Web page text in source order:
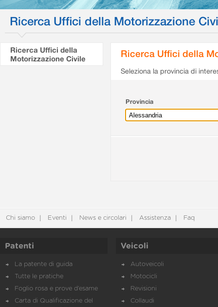
Ricerca Uffici della Motorizzazione
Ricerca Uffici della
Motorizzazione Civile
Ricerca Uffici della
Seleziona la provincia di
Provincia
Chi siamo Eventi News e circolari Assistenza Faq
Patenti
La patente di guida
Tutte le pratiche
Foglio rosa e prove d’esame
Carta di Qualificazione del
Veicoli
Autoveicoli
Motocicli
Revisioni
Collaudi